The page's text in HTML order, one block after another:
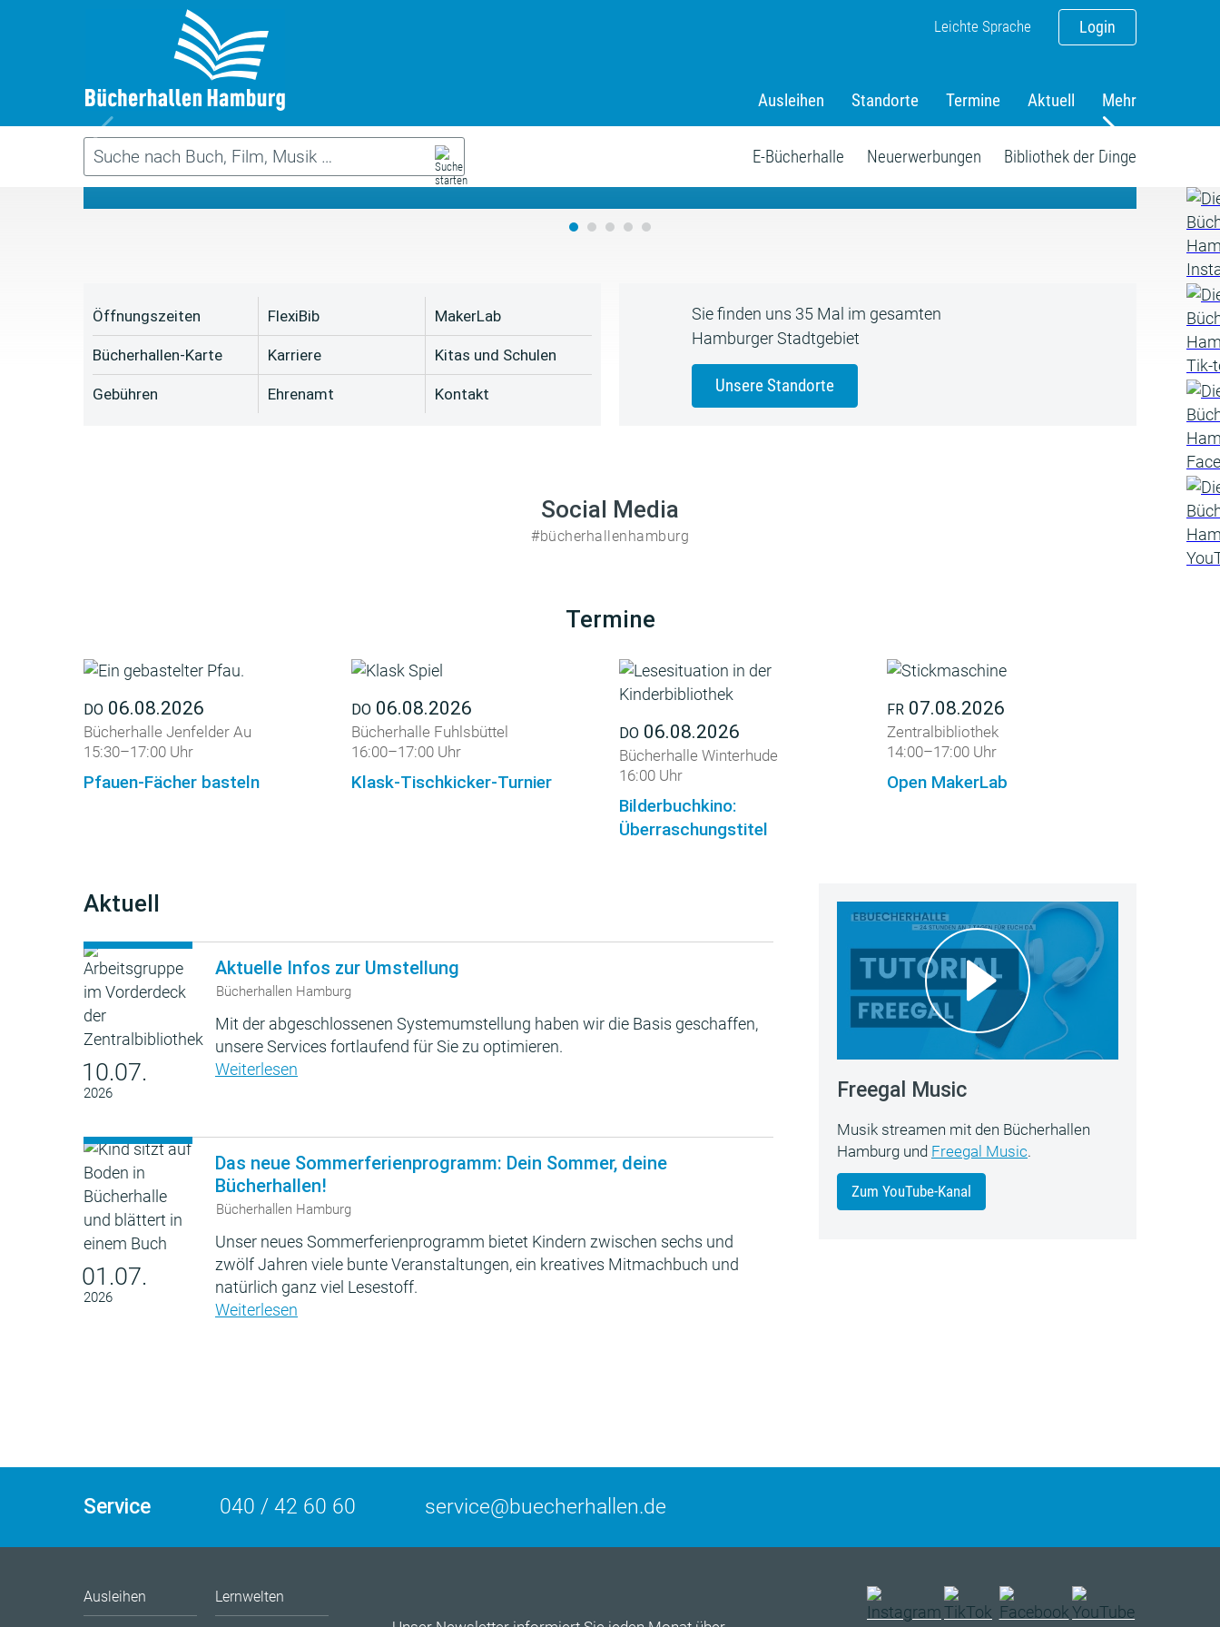
Login
Leichte Sprache
Ausleihen Standorte Termine Aktuell Mehr
E-Bücherhalle Neuerwerbungen Bibliothek der Dinge
Das neue Sommerferienprogramm
Öffnungszeiten
Bücherhallen-Karte
Gebühren
FlexiBib
Karriere
Ehrenamt
MakerLab
Kitas und Schulen
Kontakt
Sie finden uns 35 Mal im gesamten
Hamburger Stadtgebiet
Unsere Standorte
Social Media
#bücherhallenhamburg
Termine
DO 06.08.2026
Bücherhalle Jenfelder Au
15:30–17:00 Uhr
Pfauen-Fächer basteln
DO 06.08.2026
Bücherhalle Fuhlsbüttel
16:00–17:00 Uhr
Klask-Tischkicker-Turnier
DO 06.08.2026
Bücherhalle Winterhude
16:00 Uhr
Bilderbuchkino:
Überraschungstitel
FR 07.08.2026
Zentralbibliothek
14:00–17:00 Uhr
Open MakerLab
Aktuell
10.07.
2026
Aktuelle Infos zur Umstellung
Bücherhallen Hamburg
Mit der abgeschlossenen Systemumstellung haben wir die Basis geschaffen,
unsere Services fortlaufend für Sie zu optimieren.
Weiterlesen
01.07.
2026
Das neue Sommerferienprogramm: Dein Sommer, deine
Bücherhallen!
Bücherhallen Hamburg
Unser neues Sommerferienprogramm bietet Kindern zwischen sechs und
zwölf Jahren viele bunte Veranstaltungen, ein kreatives Mitmachbuch und
natürlich ganz viel Lesestoff.
Weiterlesen
Freegal Music
Musik streamen mit den Bücherhallen
Hamburg und Freegal Music.
Zum YouTube-Kanal
Service 040 / 42 60 60 service@buecherhallen.de
Ausleihen Lernwelten